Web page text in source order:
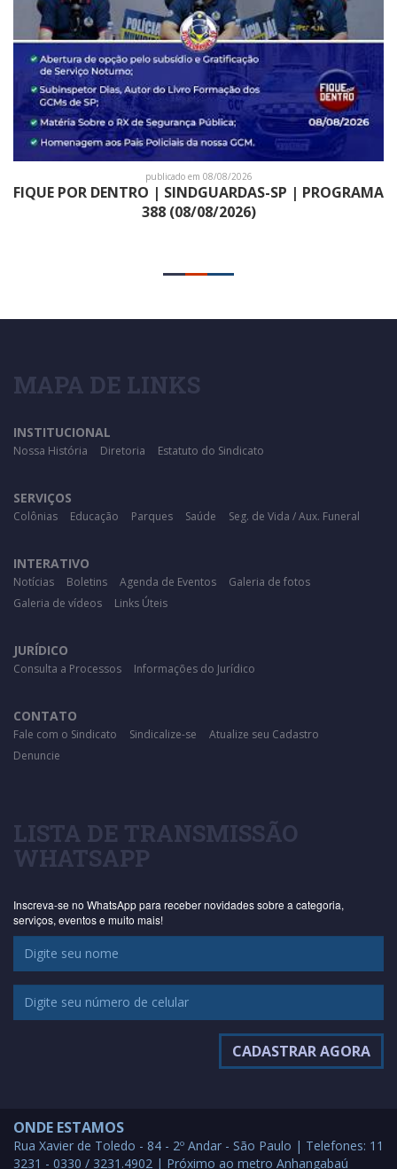
publicado em 08/08/2026
FIQUE POR DENTRO | SINDGUARDAS-SP | PROGRAMA
388 (08/08/2026)
MAPA DE LINKS
INSTITUCIONAL
Nossa História Diretoria Estatuto do Sindicato
SERVIÇOS
Colônias Educação Parques Saúde Seg. de Vida / Aux. Funeral
INTERATIVO
Notícias Boletins Agenda de Eventos
Galeria de fotos
Galeria de vídeos
Links Úteis
JURÍDICO
Consulta a Processos Informações do Jurídico
CONTATO
Fale com o Sindicato Sindicalize-se
Atualize seu Cadastro
Denuncie
LISTA DE TRANSMISSÃO
WHATSAPP
Inscreva-se no WhatsApp para receber novidades sobre a categoria,
serviços, eventos e muito mais!
ONDE ESTAMOS
Rua Xavier de Toledo - 84 - 2º Andar - São Paulo | Telefones: 11
3231 - 0330 / 3231.4902 | Próximo ao metro Anhangabaú